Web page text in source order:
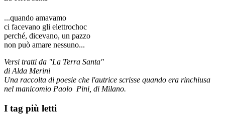
...quando amavamo
ci facevano gli elettrochoc
perché, dicevano, un pazzo
non può amare nessuno...
Versi tratti da "La Terra Santa"
di Alda Merini
Una raccolta di poesie che l'autrice scrisse quando era rinchiusa
nel manicomio Paolo Pini, di Milano.
I tag più letti